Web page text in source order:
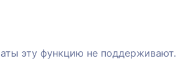
эту функцию не поддерживают.